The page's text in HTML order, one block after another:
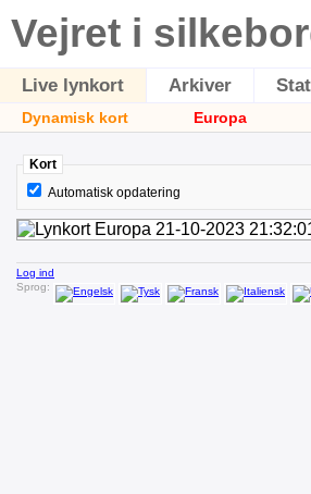
Vejret i
Live lynkort Arkiver
Dynamisk kort Europa
Kort
Automatisk opdatering
Log ind
Sprog: